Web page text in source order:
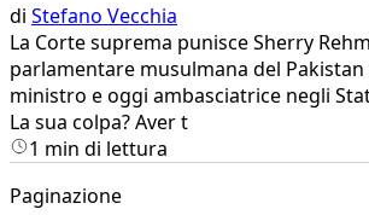
di Stefano Vecchia
​La Corte suprema punisce Sherry
parlamentare musulmana del Pakistan
ministro e oggi ambasciatrice negli
La sua colpa? Aver t
1 min di lettura
Paginazione